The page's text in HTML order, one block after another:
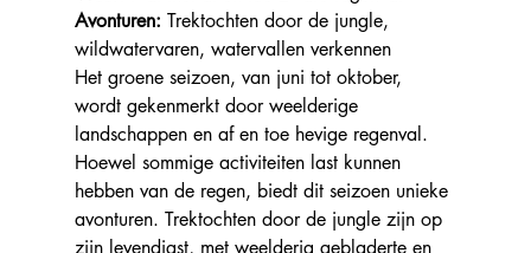
Avonturen: Trektochten door de jungle,
wildwatervaren, watervallen verkennen
Het groene seizoen, van juni tot oktober,
wordt gekenmerkt door weelderige
landschappen en af en toe hevige regenval.
Hoewel sommige activiteiten last kunnen
hebben van de regen, biedt dit seizoen unieke
avonturen. Trektochten door de jungle zijn op
zijn levendigst, met weelderig gebladerte en